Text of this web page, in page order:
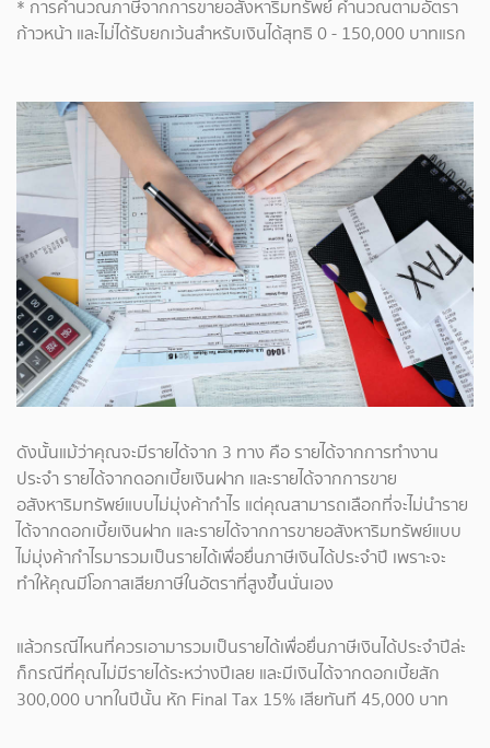
* การคำนวณภาษีจากการขายอสังหาริมทรัพย์ คำนวณตามอัตรา
ก้าวหน้า และไม่ได้รับยกเว้นสำหรับเงินได้สุทธิ 0 - 150,000 บาทแรก
ดังนั้นแม้ว่าคุณจะมีรายได้จาก 3 ทาง คือ รายได้จากการทำงาน
ประจำ รายได้จากดอกเบี้ยเงินฝาก และรายได้จากการขาย
อสังหาริมทรัพย์แบบไม่มุ่งค้ากำไร แต่คุณสามารถเลือกที่จะไม่นำราย
ได้จากดอกเบี้ยเงินฝาก และรายได้จากการขายอสังหาริมทรัพย์แบบ
ไม่มุ่งค้ากำไรมารวมเป็นรายได้เพื่อยื่นภาษีเงินได้ประจำปี เพราะจะ
ทำให้คุณมีโอกาสเสียภาษีในอัตราที่สูงขึ้นนั่นเอง
แล้วกรณีไหนที่ควรเอามารวมเป็นรายได้เพื่อยื่นภาษีเงินได้ประจำปีล่ะ
ก็กรณีที่คุณไม่มีรายได้ระหว่างปีเลย และมีเงินได้จากดอกเบี้ยสัก
300,000 บาทในปีนั้น หัก Final Tax 15% เสียทันที 45,000 บาท